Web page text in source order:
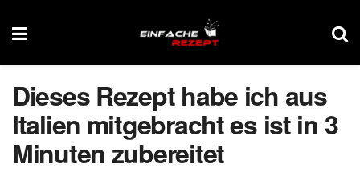
Dieses Rezept habe ich aus
Italien mitgebracht es ist in 3
Minuten zubereitet